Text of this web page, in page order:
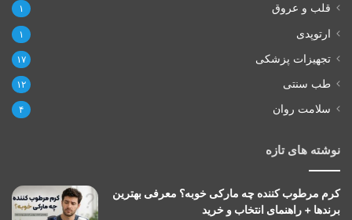
قلب و عروق ۱
ارتوپدی ۱
تجهیزات پزشکی ۱۷
طب سنتی ۱۲
سلامت روان ۴
نوشته های تازه
کرم مرطوب کننده چه مارکی خوبه؟ معرفی بهترین
برندها + راهنمای انتخاب و خرید